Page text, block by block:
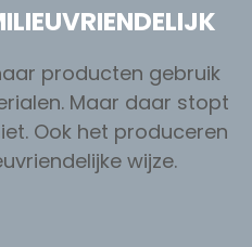
producten gebruik
Maar daar stopt
Ook het produceren
wijze.